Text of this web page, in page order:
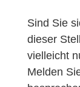
Sind Sie
dieser
vielleicht
Melden